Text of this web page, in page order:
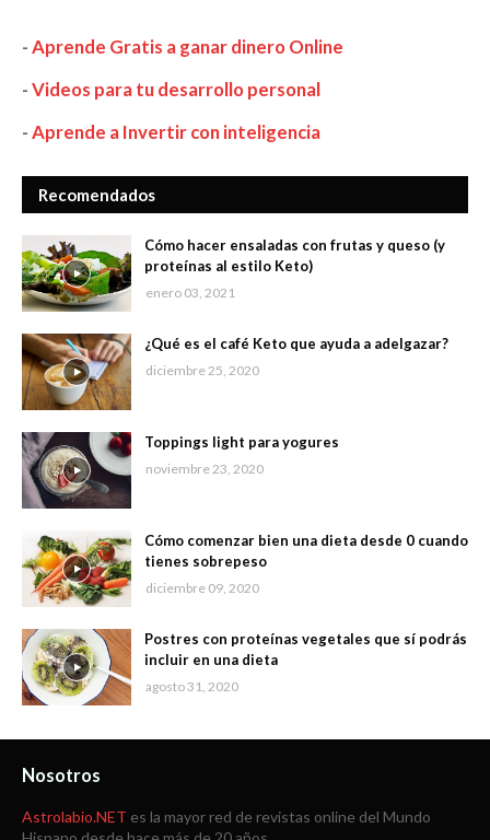
-Aprende Gratis a ganar dinero Online
-Videos para tu desarrollo personal
-Aprende a Invertir con inteligencia
Recomendados
Cómo hacer ensaladas con frutas y queso (y
proteínas al estilo Keto)
enero 03, 2021
¿Qué es el café Keto que ayuda a adelgazar?
diciembre 25, 2020
Toppings light para yogures
noviembre 23, 2020
Cómo comenzar bien una dieta desde 0 cuando
tienes sobrepeso
diciembre 09, 2020
Postres con proteínas vegetales que sí podrás
incluir en una dieta
agosto 31, 2020
Nosotros
Astrolabio.NET es la mayor red de revistas online del Mundo